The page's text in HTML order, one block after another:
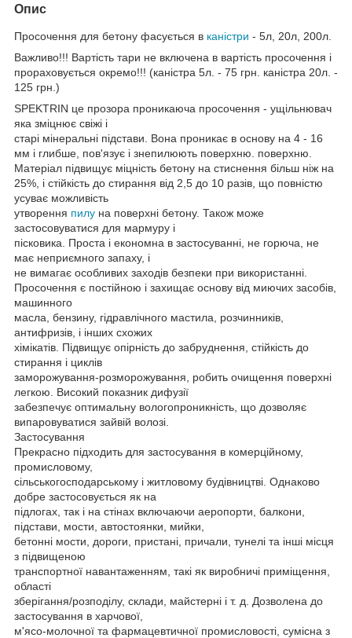
Опис
Просочення для бетону фасується в каністри - 5л, 20л, 200л.
Важливо!!! Вартість тари не включена в вартість просочення і
прораховується окремо!!! (каністра 5л. - 75 грн. каністра 20л. -
125 грн.)
SPEKTRIN це прозора проникаюча просочення - ущільнювач
яка зміцнює свіжі і
старі мінеральні підстави. Вона проникає в основу на 4 - 16
мм і глибше, пов'язує і знепилюють поверхню. поверхню.
Матеріал підвищує міцність бетону на стиснення більш ніж на
25%, і стійкість до стирання від 2,5 до 10 разів, що повністю
усуває можливість
утворення пилу на поверхні бетону. Також може
застосовуватися для мармуру і
пісковика. Проста і економна в застосуванні, не горюча, не
має неприємного запаху, і
не вимагає особливих заходів безпеки при використанні.
Просочення є постійною і захищає основу від миючих засобів,
машинного
масла, бензину, гідравлічного мастила, розчинників,
антифризів, і інших схожих
хімікатів. Підвищує опірність до забруднення, стійкість до
стирання і циклів
заморожування-розморожування, робить очищення поверхні
легкою. Високий показник дифузії
забезпечує оптимальну вологопроникність, що дозволяє
випаровуватися зайвій волозі.
Застосування
Прекрасно підходить для застосування в комерційному,
промисловому,
сільськогосподарському і житловому будівництві. Однаково
добре застосовується як на
підлогах, так і на стінах включаючи аеропорти, балкони,
підстави, мости, автостоянки, мийки,
бетонні мости, дороги, пристані, причали, тунелі та інші місця
з підвищеною
транспортної навантаженням, такі як виробничі приміщення,
області
зберігання/розподілу, склади, майстерні і т. д. Дозволена до
застосування в харчової,
м'ясо-молочної та фармацевтичної промисловості, сумісна з